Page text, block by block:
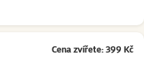
Cena zvířete: 399 Kč